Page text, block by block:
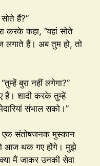
हैं?”
करके कहा, “वहां सोते
लगाते हैं। अब तुम हो, तो
बुरा नहीं लगेगा?”
हैं। शादी करके तुम्हें
संभाल सको।”
एक संतोषजनक मुस्कान
आज थक गए होंगे। मुझे
मैं जाकर उनकी सेवा